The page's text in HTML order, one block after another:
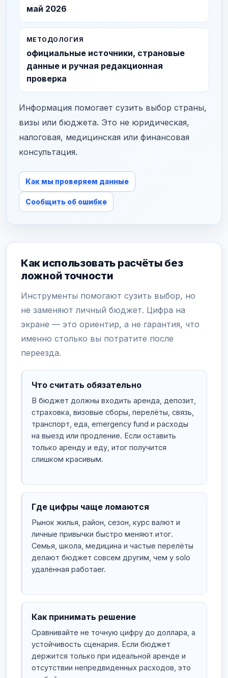
май 2026
МЕТОДОЛОГИЯ
официальные источники, страновые
данные и ручная редакционная
проверка
Информация помогает сузить выбор страны,
визы или бюджета. Это не юридическая,
налоговая, медицинская или финансовая
консультация.
Как мы проверяем данные
Сообщить об ошибке
Как использовать расчёты без
ложной точности
Инструменты помогают сузить выбор, но
не заменяют личный бюджет. Цифра на
экране — это ориентир, а не гарантия, что
именно столько вы потратите после
переезда.
Что считать обязательно
В бюджет должны входить аренда, депозит,
страховка, визовые сборы, перелёты, связь,
транспорт, еда, emergency fund и расходы
на выезд или продление. Если оставить
только аренду и еду, итог получится
слишком красивым.
Где цифры чаще ломаются
Рынок жилья, район, сезон, курс валют и
личные привычки быстро меняют итог.
Семья, школа, медицина и частые перелёты
делают бюджет совсем другим, чем у solo
удалённая работаer.
Как принимать решение
Сравнивайте не точную цифру до доллара, а
устойчивость сценария. Если бюджет
держится только при идеальной аренде и
отсутствии непредвиденных расходов, это